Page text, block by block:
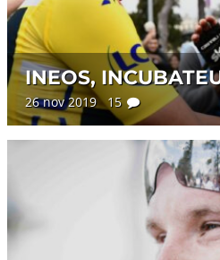
INEOS,
26 nov 2019 15